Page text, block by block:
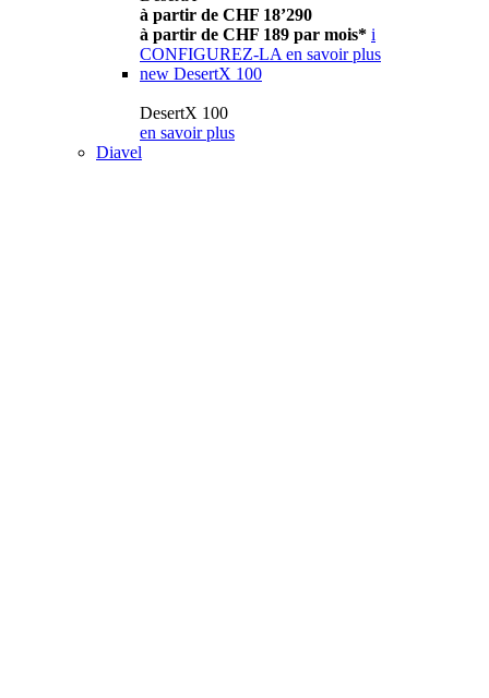
à partir de CHF 18’290
à partir de CHF 189 par mois* i
CONFIGUREZ-LA en savoir plus
new DesertX 100
DesertX 100
en savoir plus
Diavel